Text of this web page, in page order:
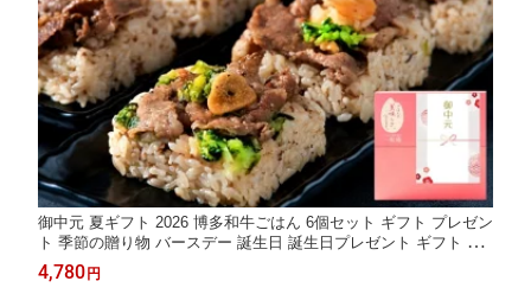
御中元 夏ギフト 2026 博多和牛ごはん 6個セット ギフト プレゼン
ト 季節の贈り物 バースデー 誕生日 誕生日プレゼント ギフト 御
礼 お礼 御祝 お祝い 御祝 内祝い 内祝 快気祝い 御返し お返し お
祝い返し 御見舞 御挨拶 ごあいさつ 粗品 寸志 志 来客 贈答品
4,780 円